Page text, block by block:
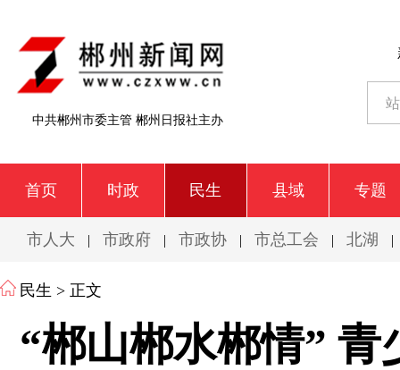
中共郴州市委主管 郴州日报社主办
首页 时政 民生 县域 专题
市人大 | 市政府 | 市政协 | 市总工会 | 北湖 |
民生 > 正文
“郴山郴水郴情”